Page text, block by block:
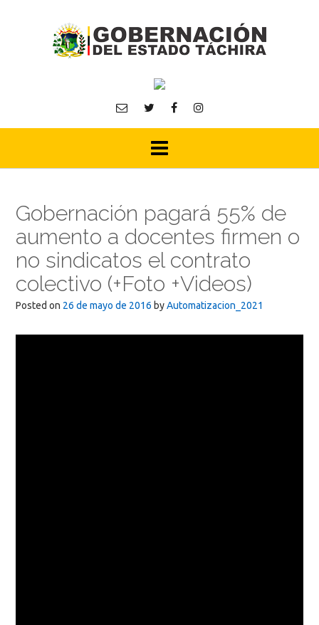
Gobernación pagará 55% de
aumento a docentes firmen o
no sindicatos el contrato
colectivo (+Foto +Videos)
Posted on 26 de mayo de 2016 byAutomatizacion_2021